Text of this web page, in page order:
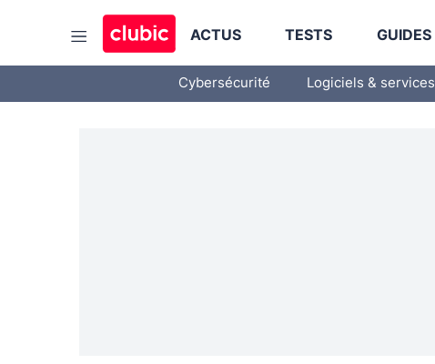
ACTUS TESTS GUIDES
Cybersécurité Logiciels & services